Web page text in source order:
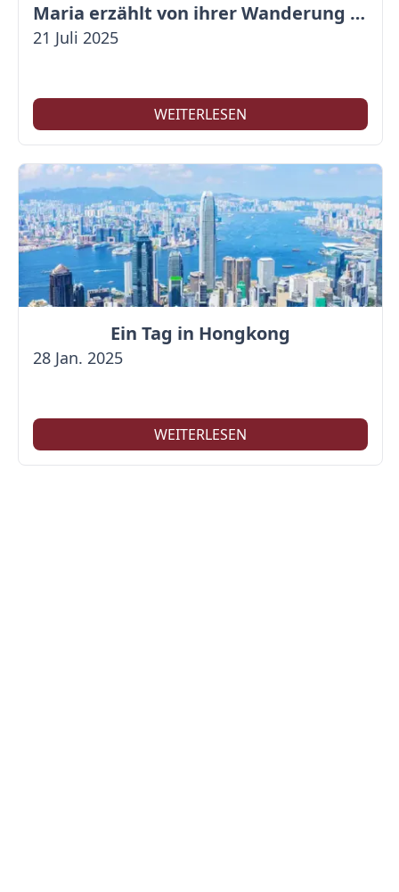
Maria erzählt von ihrer Wanderung auf der Großen Mauer
21 Juli 2025
WEITERLESEN
Ein Tag in Hongkong
28 Jan. 2025
WEITERLESEN